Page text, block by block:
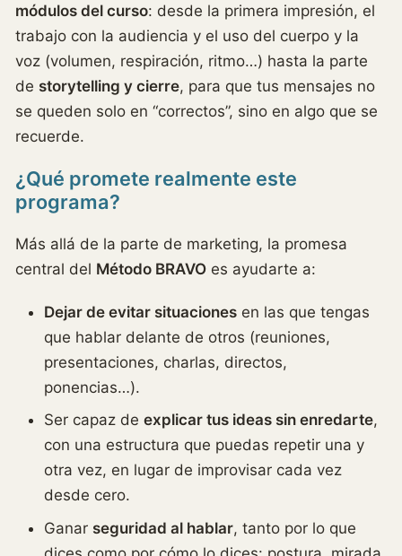
módulos del curso: desde la primera impresión, el
trabajo con la audiencia y el uso del cuerpo y la
voz (volumen, respiración, ritmo…) hasta la parte
de storytelling y cierre, para que tus mensajes no
se queden solo en “correctos”, sino en algo que se
recuerde.
¿Qué promete realmente este
programa?
Más allá de la parte de marketing, la promesa
central del Método BRAVO es ayudarte a:
Dejar de evitar situaciones en las que tengas
que hablar delante de otros (reuniones,
presentaciones, charlas, directos,
ponencias…).
Ser capaz de explicar tus ideas sin enredarte,
con una estructura que puedas repetir una y
otra vez, en lugar de improvisar cada vez
desde cero.
Ganar seguridad al hablar, tanto por lo que